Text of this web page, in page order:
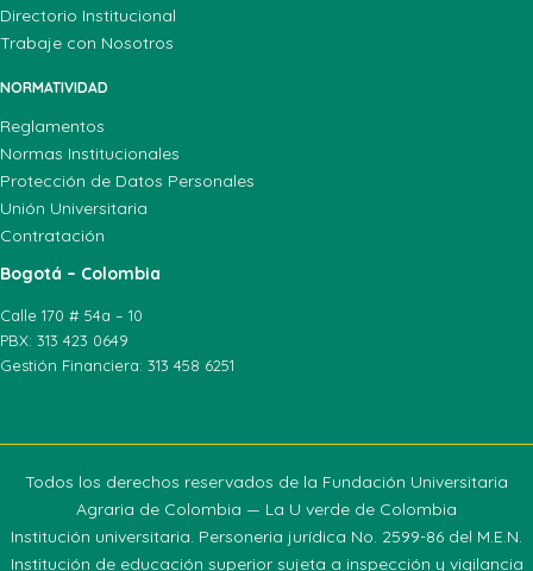
Directorio Institucional
Trabaje con Nosotros
NORMATIVIDAD
Reglamentos
Normas Institucionales
Protección de Datos Personales
Unión Universitaria
Contratación
Bogotá – Colombia
Calle 170 # 54a – 10
PBX: 313 423 0649
Gestión Financiera: 313 458 6251
Todos los derechos reservados de la Fundación Universitaria
Agraria de Colombia — La U verde de Colombia
Institución universitaria. Personeria jurídica No. 2599-86 del M.E.N.
Institución de educación superior sujeta a inspección y vigilancia